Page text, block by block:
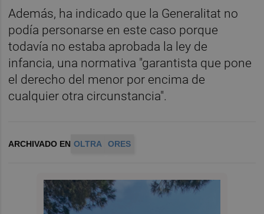
Además, ha indicado que la Generalitat no
podía personarse en este caso porque
todavía no estaba aprobada la ley de
infancia, una normativa "garantista que pone
el derecho del menor por encima de
cualquier otra circunstancia".
ARCHIVADO EN OLTRA ORES